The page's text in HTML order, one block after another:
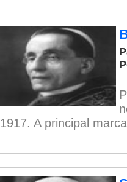
1917. A principal